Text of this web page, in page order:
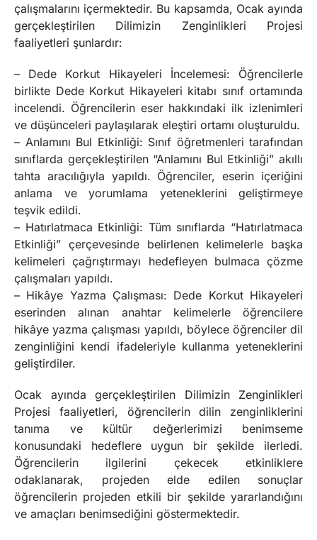
çalışmalarını içermektedir. Bu kapsamda, Ocak ayında
gerçekleştirilen Dilimizin Zenginlikleri Projesi
faaliyetleri şunlardır:
– Dede Korkut Hikayeleri İncelemesi: Öğrencilerle
birlikte Dede Korkut Hikayeleri kitabı sınıf ortamında
incelendi. Öğrencilerin eser hakkındaki ilk izlenimleri
ve düşünceleri paylaşılarak eleştiri ortamı oluşturuldu.
– Anlamını Bul Etkinliği: Sınıf öğretmenleri tarafından
sınıflarda gerçekleştirilen “Anlamını Bul Etkinliği” akıllı
tahta aracılığıyla yapıldı. Öğrenciler, eserin içeriğini
anlama ve yorumlama yeteneklerini geliştirmeye
teşvik edildi.
– Hatırlatmaca Etkinliği: Tüm sınıflarda “Hatırlatmaca
Etkinliği” çerçevesinde belirlenen kelimelerle başka
kelimeleri çağrıştırmayı hedefleyen bulmaca çözme
çalışmaları yapıldı.
– Hikâye Yazma Çalışması: Dede Korkut Hikayeleri
eserinden alınan anahtar kelimelerle öğrencilere
hikâye yazma çalışması yapıldı, böylece öğrenciler dil
zenginliğini kendi ifadeleriyle kullanma yeteneklerini
geliştirdiler.
Ocak ayında gerçekleştirilen Dilimizin Zenginlikleri
Projesi faaliyetleri, öğrencilerin dilin zenginliklerini
tanıma ve kültür değerlerimizi benimseme
konusundaki hedeflere uygun bir şekilde ilerledi.
Öğrencilerin ilgilerini çekecek etkinliklere
odaklanarak, projeden elde edilen sonuçlar
öğrencilerin projeden etkili bir şekilde yararlandığını
ve amaçları benimsediğini göstermektedir.